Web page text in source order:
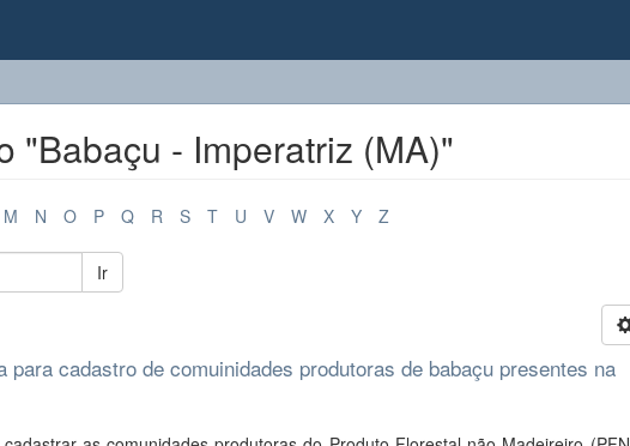
"Babaçu - Imperatriz (MA)"
M N O P Q R S T U V W X Y Z
Ir
cadastro de comuinidades produtoras de babaçu presentes na